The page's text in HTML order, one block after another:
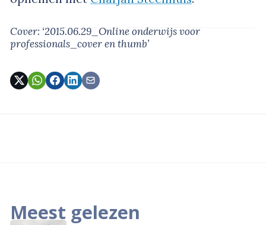
Cover: ‘2015.06.29_Online onderwijs voor
professionals_cover en thumb’
Meest gelezen